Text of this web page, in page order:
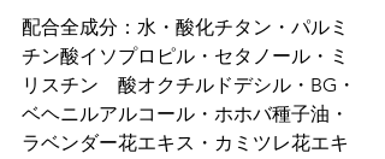
配合全成分：水・酸化チタン・パルミ
チン酸イソプロピル・セタノール・ミ
リスチン　酸オクチルドデシル・BG・
ベヘニルアルコール・ホホバ種子油・
ラベンダー花エキス・カミツレ花エキ